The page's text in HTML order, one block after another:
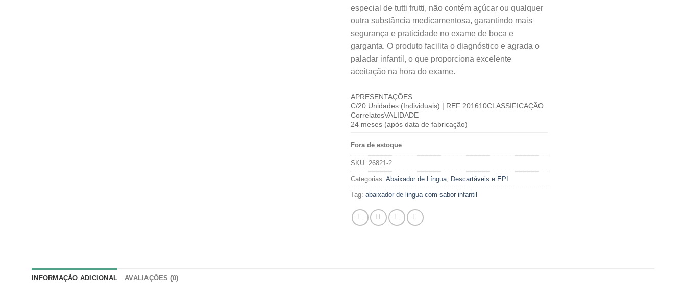
especial de tutti frutti, não contém açúcar ou qualquer
outra substância medicamentosa, garantindo mais
segurança e praticidade no exame de boca e
garganta. O produto facilita o diagnóstico e agrada o
paladar infantil, o que proporciona excelente
aceitação na hora do exame.
APRESENTAÇÕES
C/20 Unidades (Individuais) | REF 201610CLASSIFICAÇÃO
CorrelatosVALIDADE
24 meses (após data de fabricação)
Fora de estoque
SKU: 26821-2
Categorias: Abaixador de Língua, Descartáveis e EPI
Tag: abaixador de lingua com sabor infantil
INFORMAÇÃO ADICIONAL AVALIAÇÕES (0)